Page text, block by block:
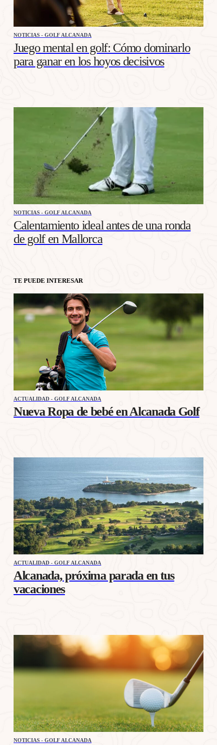
NOTICIAS - GOLF ALCANADA
Juego mental en golf: Cómo dominarlo
para ganar en los hoyos decisivos
NOTICIAS - GOLF ALCANADA
Calentamiento ideal antes de una ronda
de golf en Mallorca
TE PUEDE INTERESAR
ACTUALIDAD - GOLF ALCANADA
Nueva Ropa de bebé en Alcanada Golf
ACTUALIDAD - GOLF ALCANADA
Alcanada, próxima parada en tus
vacaciones
NOTICIAS - GOLF ALCANADA